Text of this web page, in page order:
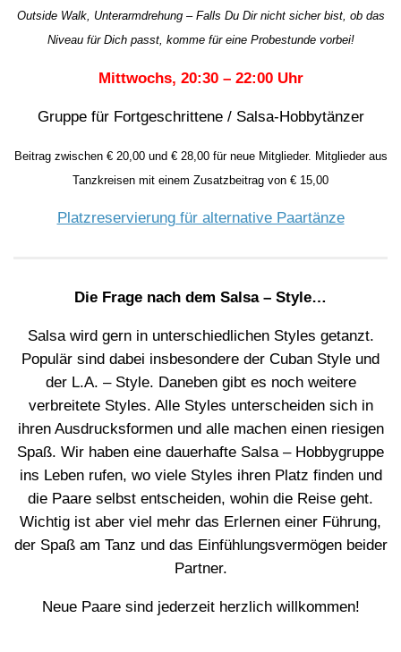
Outside Walk, Unterarmdrehung – Falls Du Dir nicht sicher bist, ob das
Niveau für Dich passt, komme für eine Probestunde vorbei!
Mittwochs, 20:30 – 22:00 Uhr
Gruppe für Fortgeschrittene / Salsa-Hobbytänzer
Beitrag zwischen € 20,00 und € 28,00 für neue Mitglieder. Mitglieder aus
Tanzkreisen mit einem Zusatzbeitrag von € 15,00
Platzreservierung für alternative Paartänze
Die Frage nach dem Salsa – Style…
Salsa wird gern in unterschiedlichen Styles getanzt.
Populär sind dabei insbesondere der Cuban Style und
der L.A. – Style. Daneben gibt es noch weitere
verbreitete Styles. Alle Styles unterscheiden sich in
ihren Ausdrucksformen und alle machen einen riesigen
Spaß. Wir haben eine dauerhafte Salsa – Hobbygruppe
ins Leben rufen, wo viele Styles ihren Platz finden und
die Paare selbst entscheiden, wohin die Reise geht.
Wichtig ist aber viel mehr das Erlernen einer Führung,
der Spaß am Tanz und das Einfühlungsvermögen beider
Partner.
Neue Paare sind jederzeit herzlich willkommen!